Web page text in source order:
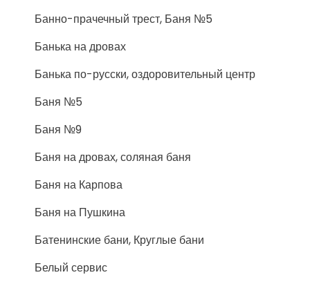
Банно-прачечный трест, Баня №5
Банька на дровах
Банька по-русски, оздоровительный центр
Баня №5
Баня №9
Баня на дровах, соляная баня
Баня на Карпова
Баня на Пушкина
Батенинские бани, Круглые бани
Белый сервис